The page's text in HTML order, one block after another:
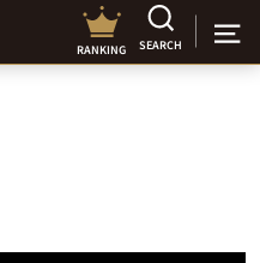
RANKING SEARCH